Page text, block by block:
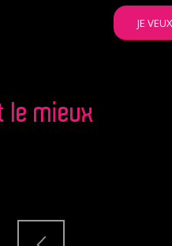
JE
le mieux